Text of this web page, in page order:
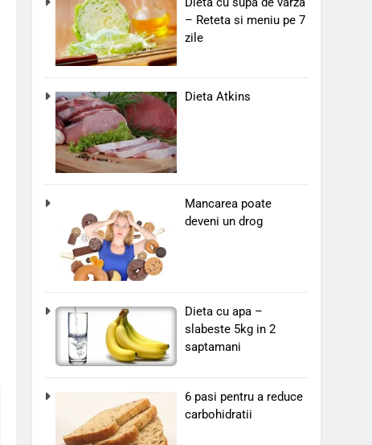
– Reteta si meniu pe 7
zile
Dieta Atkins
Mancarea poate
deveni un drog
Dieta cu apa –
slabeste 5kg in 2
saptamani
6 pasi pentru a reduce
carbohidratii